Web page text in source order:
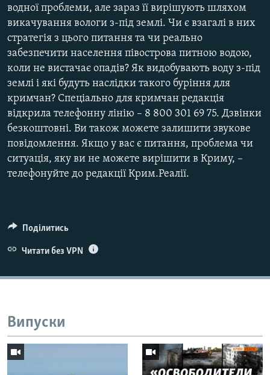
водної проблеми, але зараз її вирішують шляхом
викачування вологи з-під землі. Чи є взагалі в них
стратегія з цього питання та чи реально
забезпечити населення півострова питною водою,
коли не вистачає опадів? Як видобувають воду з-під
землі і які будуть наслідки такого буріння для
кримчан? Спеціально для кримчан редакція
відкрила телефонну лінію – 8 800 301 69 75. Дзвінки
безкоштовні. Ви також можете залишити звукове
повідомлення. Якщо у вас є питання, проблема чи
ситуація, яку ви не можете вирішити в Криму, –
телефонуйте до редакції Крим.Реалії.
Поділитись
Читати без VPN
Випуски